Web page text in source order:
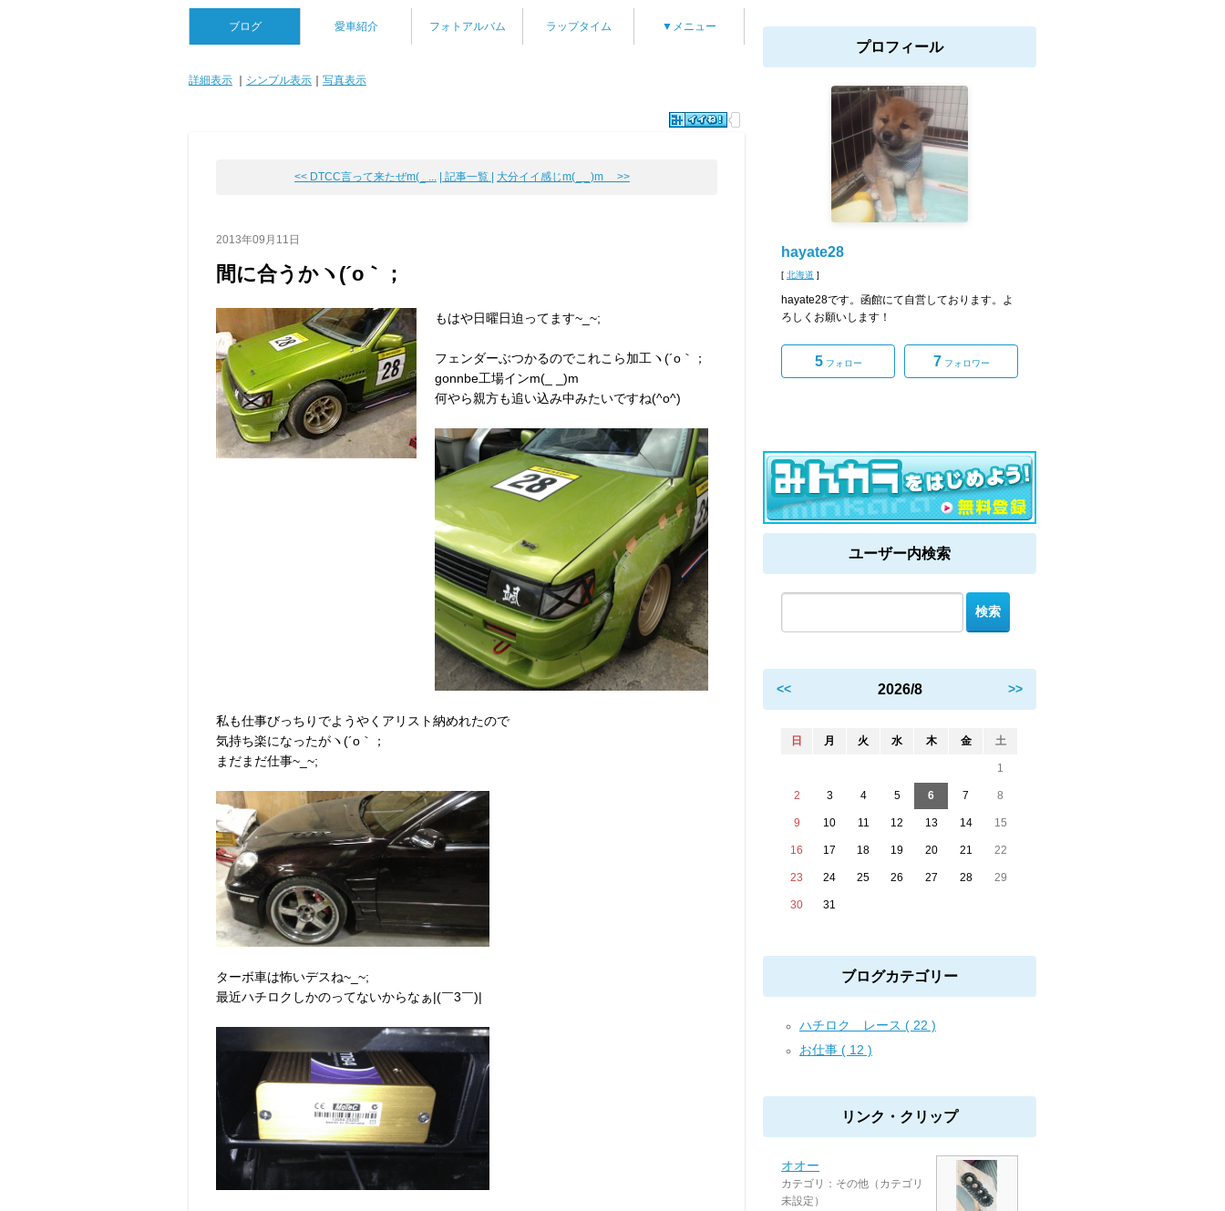
ブログ 愛車紹介 フォトアルバム ラップタイム ▼メニュー
詳細表示 シンプル表示 写真表示
<< DTCC言って来たぜm(_ ... | 記事一覧 | 大分イイ感じm(_ _)m >>
2013年09月11日
間に合うかヽ(´o｀；
もはや日曜日迫ってます~_~;
フェンダーぶつかるのでこれこら加工ヽ(´o｀；
gonnbe工場インm(_ _)m
何やら親方も追い込み中みたいですね(^o^)
私も仕事びっちりでようやくアリスト納めれたので
気持ち楽になったがヽ(´o｀；
まだまだ仕事~_~;
ターボ車は怖いデスね~_~;
最近ハチロクしかのってないからなぁ|(￣3￣)|
プロフィール
hayate28
[ 北海道 ]
hayate28です。函館にて自営しております。よ
ろしくお願いします！
5フォロー 7 フォロワー
ユーザー内検索
<< 2026/8 >>
日 月 火 水 木 金 土
1
2 3 4 5 6 7 8
9 10 11 12 13 14 15
16 17 18 19 20 21 22
23 24 25 26 27 28 29
30 31
ブログカテゴリー
ハチロク レース ( 22 )
お仕事 ( 12 )
リンク・クリップ
オオー
カテゴリ：その他（カテゴリ
未設定）